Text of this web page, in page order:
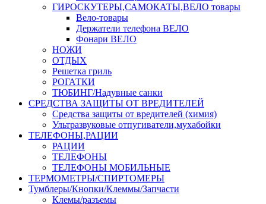
ГИРОСКУТЕРЫ,САМОКАТЫ,ВЕЛО товары
Вело-товары
Держатели телефона ВЕЛО
Фонари ВЕЛО
НОЖИ
ОТДЫХ
Решетка гриль
РОГАТКИ
ТЮБИНГ/Надувные санки
СРЕДСТВА ЗАЩИТЫ ОТ ВРЕДИТЕЛЕЙ
Средства защиты от вредителей (химия)
Ультразвуковые отпугиватели,мухабойки
ТЕЛЕФОНЫ,РАЦИИ
РАЦИИ
ТЕЛЕФОНЫ
ТЕЛЕФОНЫ МОБИЛЬНЫЕ
ТЕРМОМЕТРЫ/СПИРТОМЕРЫ
Тумблеры/Кнопки/Клеммы/Запчасти
Клемы/разъемы